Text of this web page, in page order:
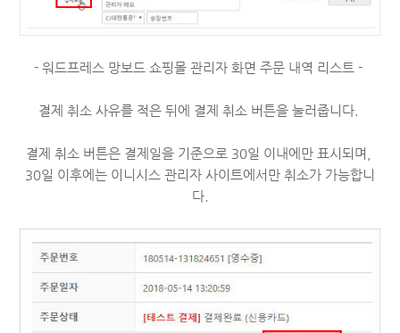
- 워드프레스 망보드 쇼핑몰 관리자 화면 주문 내역 리스트 -
결제 취소 사유를 적은 뒤에 결제 취소 버튼을 눌러줍니다.
결제 취소 버튼은 결제일을 기준으로 30일 이내에만 표시되며,
30일 이후에는 이니시스 관리자 사이트에서만 취소가 가능합니
다.